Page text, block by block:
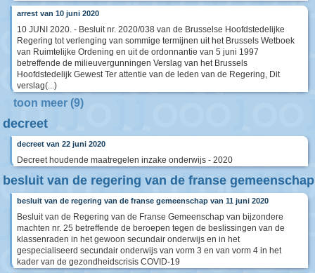
arrest van 10 juni 2020
10 JUNI 2020. - Besluit nr. 2020/038 van de Brusselse Hoofdstedelijke
Regering tot verlenging van sommige termijnen uit het Brussels Wetboek
van Ruimtelijke Ordening en uit de ordonnantie van 5 juni 1997
betreffende de milieuvergunningen Verslag van het Brussels
Hoofdstedelijk Gewest Ter attentie van de leden van de Regering, Dit
verslag(...)
toon meer (9)
decreet
decreet van 22 juni 2020
Decreet houdende maatregelen inzake onderwijs - 2020
besluit van de regering van de franse gemeenschap
besluit van de regering van de franse gemeenschap van 11 juni 2020
Besluit van de Regering van de Franse Gemeenschap van bijzondere
machten nr. 25 betreffende de beroepen tegen de beslissingen van de
klassenraden in het gewoon secundair onderwijs en in het
gespecialiseerd secundair onderwijs van vorm 3 en van vorm 4 in het
kader van de gezondheidscrisis COVID-19